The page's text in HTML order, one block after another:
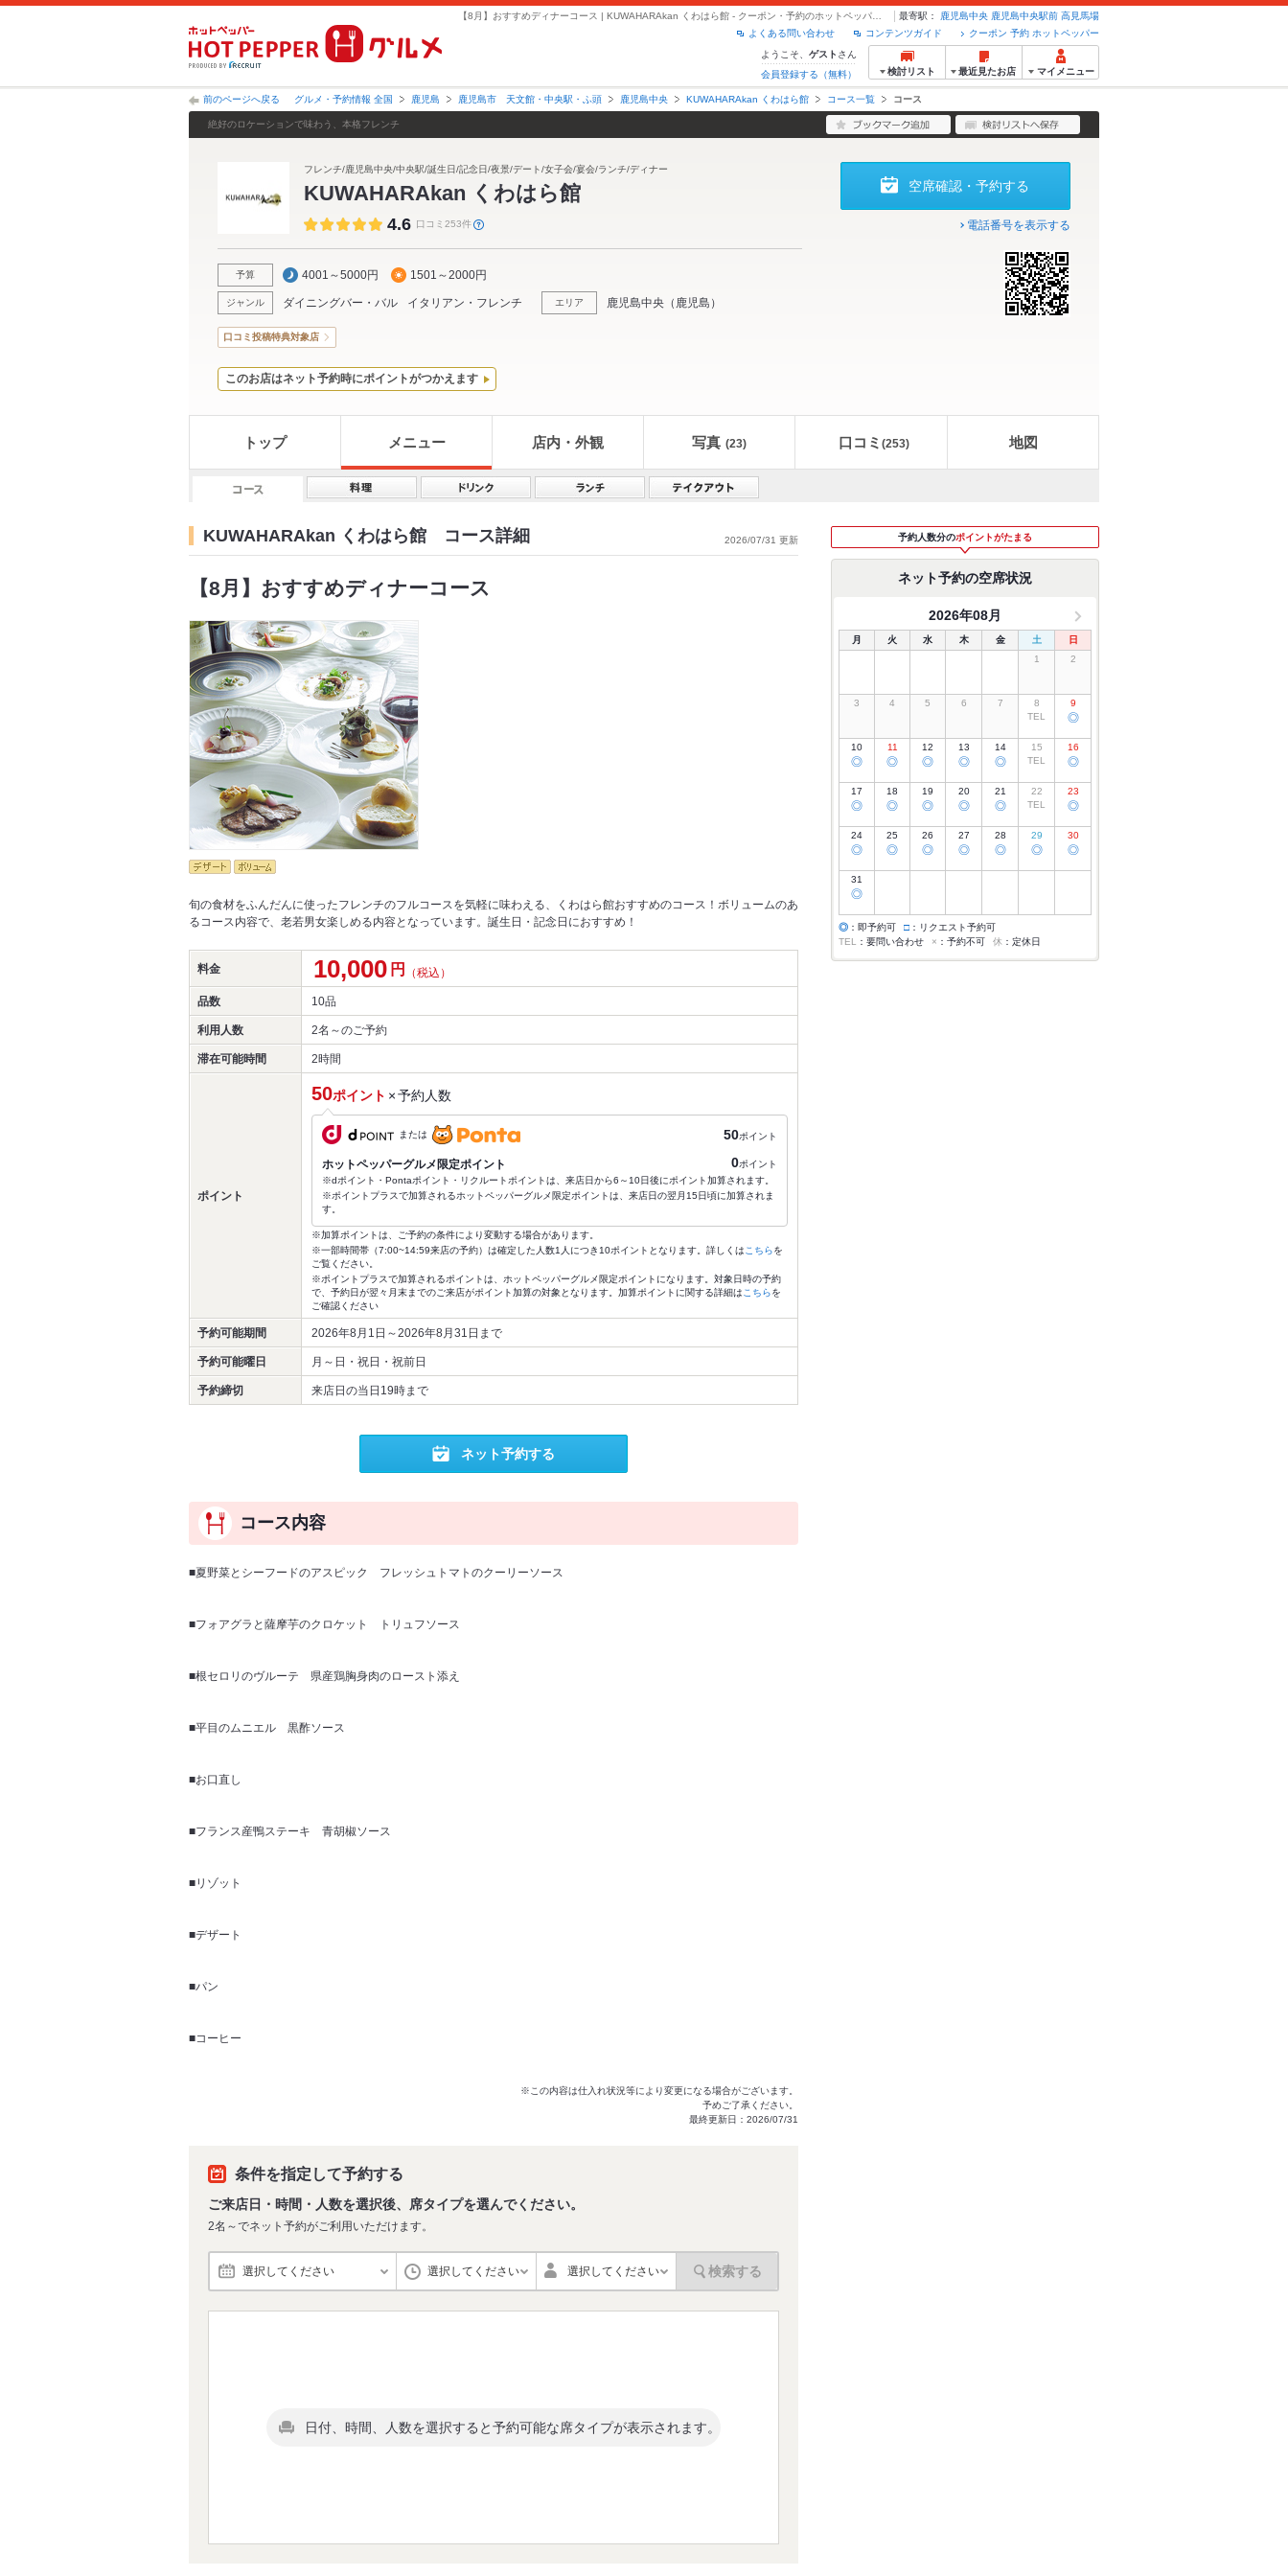
最寄駅： 鹿児島中央 鹿児島中央駅前 高見馬場
クーポン 予約 ホットペッパー
コンテンツガイド
よくある問い合わせ
ようこそ、 ゲスト さん
会員登録する（無料）
検討リスト 最近見たお店 マイメニュー
前のページへ戻る グルメ・予約情報 全国 鹿児島 鹿児島市 天文館・中央駅・ふ頭 鹿児島中央 KUWAHARAkan くわはら館 コース一覧 コース
絶好のロケーションで味わう、本格フレンチ
フレンチ/鹿児島中央/中央駅/誕生日/記念日/夜景/デート/女子会/宴会/ランチ/ディナー
KUWAHARAkan くわはら館
4.6 口コミ253件
予算 4001～5000円 1501～2000円
ジャンル ダイニングバー・バル イタリアン・フレンチ エリア 鹿児島中央 （ 鹿児島 ）
空席確認・予約する
電話番号を表示する
口コミ投稿特典対象店
このお店はネット予約時にポイントがつかえます
トップ メニュー 店内・外観 写真 (23) 口コミ (253) 地図
KUWAHARAkan くわはら館 コース詳細 2026/07/31 更新
【8月】おすすめディナーコース
旬の食材をふんだんに使ったフレンチのフルコースを気軽に味わえる、くわはら館おすすめのコース！ボリュームのあ
るコース内容で、老若男女楽しめる内容となっています。誕生日・記念日におすすめ！
料金 10,000 円 （税込）
品数 10品
利用人数 2名～のご予約
滞在可能時間 2時間
ポイント
50ポイント ×予約人数
または 50ポイント
ホットペッパーグルメ限定ポイント 0ポイント
※dポイント・Pontaポイント・リクルートポイントは、来店日から6～10日後にポイント加算されます。
※ポイントプラスで加算されるホットペッパーグルメ限定ポイントは、来店日の翌月15日頃に加算されま
す。
※加算ポイントは、ご予約の条件により変動する場合があります。
※一部時間帯（7:00~14:59来店の予約）は確定した人数1人につき10ポイントとなります。詳しくは こちらを
ご覧ください。
※ポイントプラスで加算されるポイントは、ホットペッパーグルメ限定ポイントになります。対象日時の予約
で、予約日が翌々月末までのご来店がポイント加算の対象となります。加算ポイントに関する詳細は こちらを
ご確認ください
予約可能期間 2026年8月1日～2026年8月31日まで
予約可能曜日 月～日・祝日・祝前日
予約締切 来店日の当日19時まで
ネット予約する
コース内容
■夏野菜とシーフードのアスピック フレッシュトマトのクーリーソース
■フォアグラと薩摩芋のクロケット トリュフソース
■根セロリのヴルーテ 県産鶏胸身肉のロースト添え
■平目のムニエル 黒酢ソース
■お口直し
■フランス産鴨ステーキ 青胡椒ソース
■リゾット
■デザート
■パン
■コーヒー
※この内容は仕入れ状況等により変更になる場合がございます。
予めご了承ください。
最終更新日：2026/07/31
条件を指定して予約する
ご来店日・時間・人数を選択後、席タイプを選んでください。
2名～でネット予約がご利用いただけます。
選択してください 選択してください 選択してください 検索する
日付、時間、人数を選択すると予約可能な席タイプが表示されます。
予約人数分のポイントがたまる
ネット予約の空席状況
2026年08月
月 火 水 木 金 土
日
1
2
3 4 5 6 7
8
TEL
9
◎
10
◎
11
◎
12
◎
13
◎
14
◎
15
TEL
16
◎
17
◎
18
◎
19
◎
20
◎
21
◎
22
TEL
23
◎
24
◎
25
◎
26
◎
27
◎
28
◎
29
◎
30
◎
31
◎
◎ ：即予約可 □ ：リクエスト予約可
TEL
：要問い合わせ × ：予約不可 休 ：定休日